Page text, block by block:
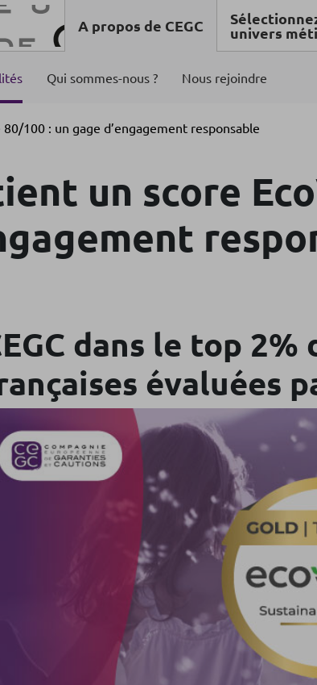
A propos de CEGC univers
Qui sommes-nous ? Nous rejoindre
100 : un gage d’engagement responsable
un score
dans le top
évaluées